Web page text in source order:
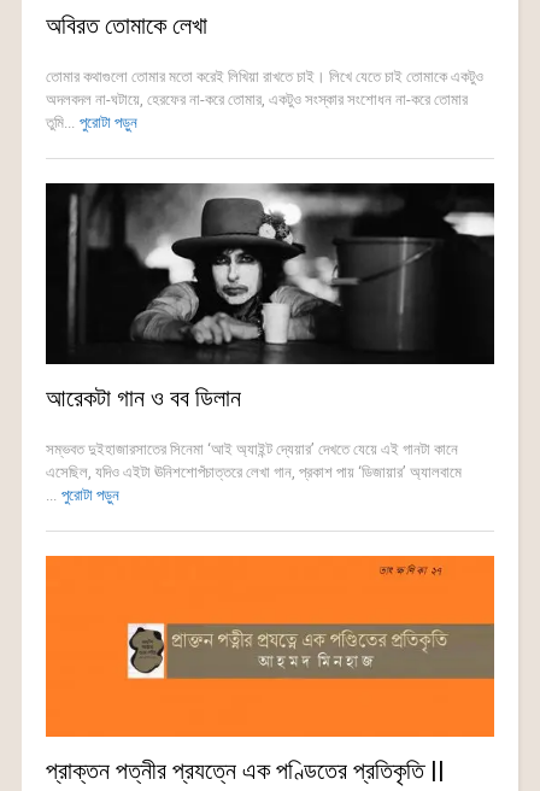
অবিরত তোমাকে লেখা
তোমার কথাগুলো তোমার মতো করেই লিখিয়া রাখতে চাই। লিখে যেতে চাই তোমাকে একটুও
অদলবদল না-ঘটায়ে, হেরফের না-করে তোমার, একটুও সংস্কার সংশোধন না-করে তোমার
তুমি... পুরোটা পড়ুন
আরেকটা গান ও বব ডিলান
সম্ভবত দুইহাজারসাতের সিনেমা ‘আই অ্যাইন্ট দ্যেয়ার’ দেখতে যেয়ে এই গানটা কানে
এসেছিল, যদিও এইটা ঊনিশশোপঁচাত্তরে লেখা গান, প্রকাশ পায় ‘ডিজায়ার’ অ্যালবামে
... পুরোটা পড়ুন
প্রাক্তন পত্নীর প্রযত্নে এক পণ্ডিতের প্রতিকৃতি ||